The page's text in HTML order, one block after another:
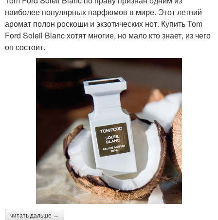
наиболее популярных парфюмов в мире. Этот летний
аромат полон роскоши и экзотических нот. Купить Tom
Ford Soleil Blanc хотят многие, но мало кто знает, из чего
он состоит.
читать дальше →